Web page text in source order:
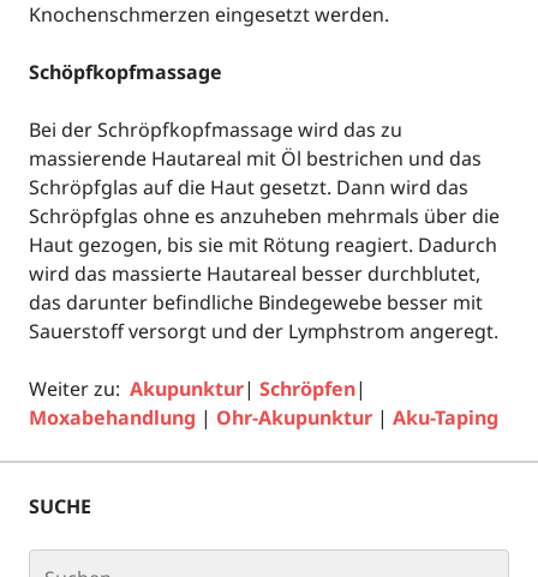
Knochenschmerzen eingesetzt werden.
Schöpfkopfmassage
Bei der Schröpfkopfmassage wird das zu
massierende Hautareal mit Öl bestrichen und das
Schröpfglas auf die Haut gesetzt. Dann wird das
Schröpfglas ohne es anzuheben mehrmals über die
Haut gezogen, bis sie mit Rötung reagiert. Dadurch
wird das massierte Hautareal besser durchblutet,
das darunter befindliche Bindegewebe besser mit
Sauerstoff versorgt und der Lymphstrom angeregt.
Weiter zu: Akupunktur| Schröpfen|
Moxabehandlung | Ohr-Akupunktur | Aku-Taping
SUCHE